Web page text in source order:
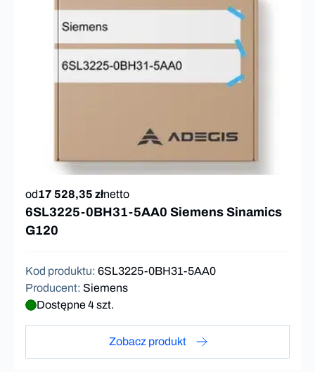
od17 528,35 złnetto
6SL3225-0BH31-5AA0 Siemens Sinamics
G120
Kod produktu: 6SL3225-0BH31-5AA0
Producent: Siemens
Dostępne 4 szt.
Zobacz produkt